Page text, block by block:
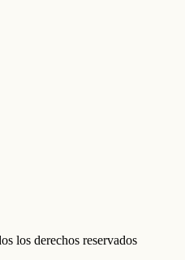
los derechos reservados